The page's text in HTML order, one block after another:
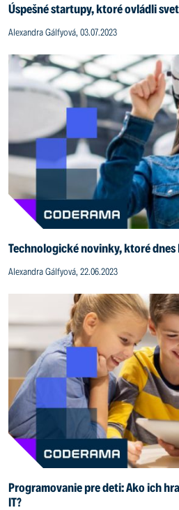
Úspešné startupy, ktoré ovládli
Alexandra Gálfyová, 03.07.2023
Technologické novinky, ktoré dnes
Alexandra Gálfyová, 22.06.2023
Programovanie pre deti: Ako ich
IT?